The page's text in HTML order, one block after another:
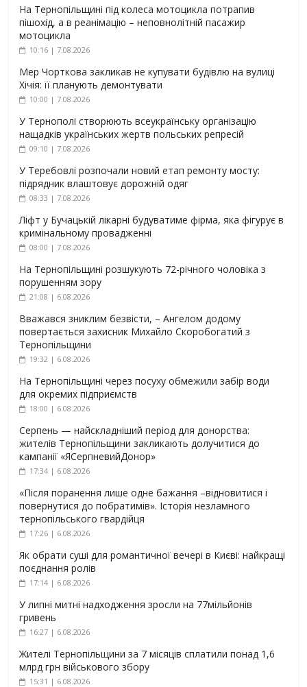
На Тернопільщині під колеса мотоцикла потрапив
пішохід, а в реанімацію – неповнолітній пасажир
мотоцикла
10:16 | 7.08.2026
Мер Чорткова закликав не купувати будівлю на вулиці
Хічія: її планують демонтувати
10:00 | 7.08.2026
У Тернополі створюють всеукраїнську організацію
нащадків українських жертв польських репресій
09:10 | 7.08.2026
У Теребовлі розпочали новий етап ремонту мосту:
підрядник влаштовує дорожній одяг
08:33 | 7.08.2026
Ліфт у Бучацькій лікарні будуватиме фірма, яка фігурує в
кримінальному провадженні
08:00 | 7.08.2026
На Тернопільщині розшукують 72-річного чоловіка з
порушенням зору
21:08 | 6.08.2026
Вважався зниклим безвісти, – Ангелом додому
повертається захисник Михайло Скоробогатий з
Тернопільщини
19:32 | 6.08.2026
На Тернопільщині через посуху обмежили забір води
для окремих підприємств
18:00 | 6.08.2026
Серпень — найскладніший період для донорства:
жителів Тернопільщини закликають долучитися до
кампанії «ЯСерпневийДонор»
17:34 | 6.08.2026
«Після поранення лише одне бажання –відновитися і
повернутися до побратимів». Історія незламного
тернопільського гвардійця
17:26 | 6.08.2026
Як обрати суші для романтичної вечері в Києві: найкращі
поєднання ролів
17:14 | 6.08.2026
У липні митні надходження зросли на 77мільйонів
гривень
16:27 | 6.08.2026
Жителі Тернопільщини за 7 місяців сплатили понад 1,6
млрд грн військового збору
15:31 | 6.08.2026